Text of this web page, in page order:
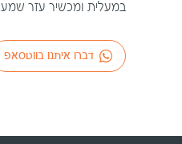
במעלית ומכשיר עזר שמע
דברו איתנו בווטסאפ